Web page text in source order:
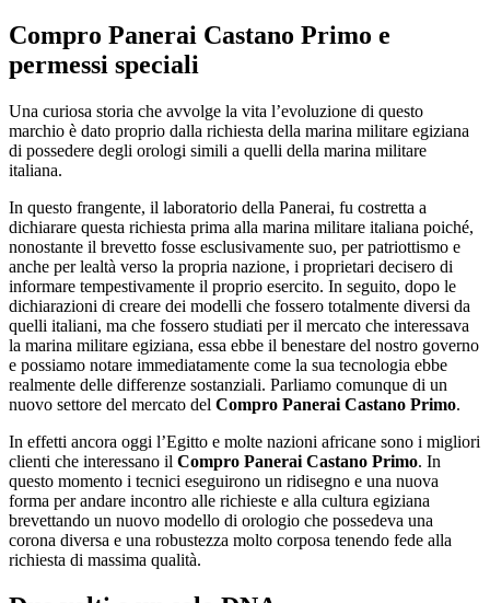
Compro Panerai Castano Primo e
permessi speciali
Una curiosa storia che avvolge la vita l’evoluzione di questo
marchio è dato proprio dalla richiesta della marina militare egiziana
di possedere degli orologi simili a quelli della marina militare
italiana.
In questo frangente, il laboratorio della Panerai, fu costretta a
dichiarare questa richiesta prima alla marina militare italiana poiché,
nonostante il brevetto fosse esclusivamente suo, per patriottismo e
anche per lealtà verso la propria nazione, i proprietari decisero di
informare tempestivamente il proprio esercito. In seguito, dopo le
dichiarazioni di creare dei modelli che fossero totalmente diversi da
quelli italiani, ma che fossero studiati per il mercato che interessava
la marina militare egiziana, essa ebbe il benestare del nostro governo
e possiamo notare immediatamente come la sua tecnologia ebbe
realmente delle differenze sostanziali. Parliamo comunque di un
nuovo settore del mercato del Compro Panerai Castano Primo.
In effetti ancora oggi l’Egitto e molte nazioni africane sono i migliori
clienti che interessano il Compro Panerai Castano Primo. In
questo momento i tecnici eseguirono un ridisegno e una nuova
forma per andare incontro alle richieste e alla cultura egiziana
brevettando un nuovo modello di orologio che possedeva una
corona diversa e una robustezza molto corposa tenendo fede alla
richiesta di massima qualità.